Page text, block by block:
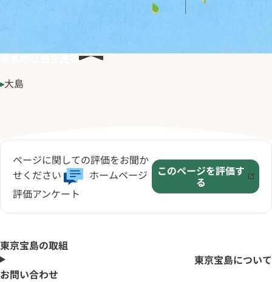
東京の11島を見る
大島
ページに関しての評価をお聞か
せください
ホームページ
評価アンケート
このページを評価す
る
東京宝島の取組
東京宝島について
お問い合わせ